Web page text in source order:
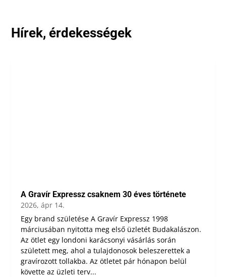
Hírek, érdekességek
A Gravír Expressz csaknem 30 éves története
2026, ápr 14.
Egy brand születése A Gravír Expressz 1998
márciusában nyitotta meg első üzletét Budakalászon.
Az ötlet egy londoni karácsonyi vásárlás során
született meg, ahol a tulajdonosok beleszerettek a
gravírozott tollakba. Az ötletet pár hónapon belül
követte az üzleti terv...